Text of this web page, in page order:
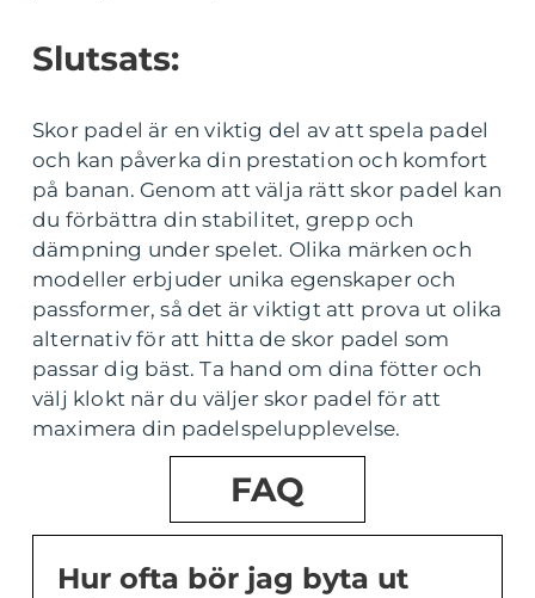
Slutsats:
Skor padel är en viktig del av att spela padel
och kan påverka din prestation och komfort
på banan. Genom att välja rätt skor padel kan
du förbättra din stabilitet, grepp och
dämpning under spelet. Olika märken och
modeller erbjuder unika egenskaper och
passformer, så det är viktigt att prova ut olika
alternativ för att hitta de skor padel som
passar dig bäst. Ta hand om dina fötter och
välj klokt när du väljer skor padel för att
maximera din padelspelupplevelse.
FAQ
Hur ofta bör jag byta ut